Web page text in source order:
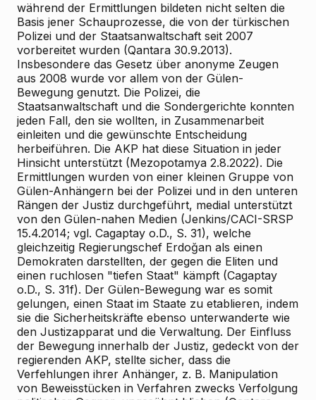
während der Ermittlungen bildeten nicht selten die
Basis jener Schauprozesse, die von der türkischen
Polizei und der Staatsanwaltschaft seit 2007
vorbereitet wurden (Qantara 30.9.2013).
Insbesondere das Gesetz über anonyme Zeugen
aus 2008 wurde vor allem von der Gülen-
Bewegung genutzt. Die Polizei, die
Staatsanwaltschaft und die Sondergerichte konnten
jeden Fall, den sie wollten, in Zusammenarbeit
einleiten und die gewünschte Entscheidung
herbeiführen. Die AKP hat diese Situation in jeder
Hinsicht unterstützt (Mezopotamya 2.8.2022). Die
Ermittlungen wurden von einer kleinen Gruppe von
Gülen-Anhängern bei der Polizei und in den unteren
Rängen der Justiz durchgeführt, medial unterstützt
von den Gülen-nahen Medien (Jenkins/CACI-SRSP
15.4.2014; vgl. Cagaptay o.D., S. 31), welche
gleichzeitig Regierungschef Erdoğan als einen
Demokraten darstellten, der gegen die Eliten und
einen ruchlosen "tiefen Staat" kämpft (Cagaptay
o.D., S. 31f). Der Gülen-Bewegung war es somit
gelungen, einen Staat im Staate zu etablieren, indem
sie die Sicherheitskräfte ebenso unterwanderte wie
den Justizapparat und die Verwaltung. Der Einfluss
der Bewegung innerhalb der Justiz, gedeckt von der
regierenden AKP, stellte sicher, dass die
Verfehlungen ihrer Anhänger, z. B. Manipulation
von Beweisstücken in Verfahren zwecks Verfolgung